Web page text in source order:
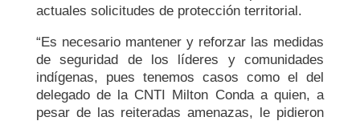
actuales solicitudes de protección territorial.
“Es necesario mantener y reforzar las medidas
de seguridad de los líderes y comunidades
indígenas, pues tenemos casos como el del
delegado de la CNTI Milton Conda a quien, a
pesar de las reiteradas amenazas, le pidieron